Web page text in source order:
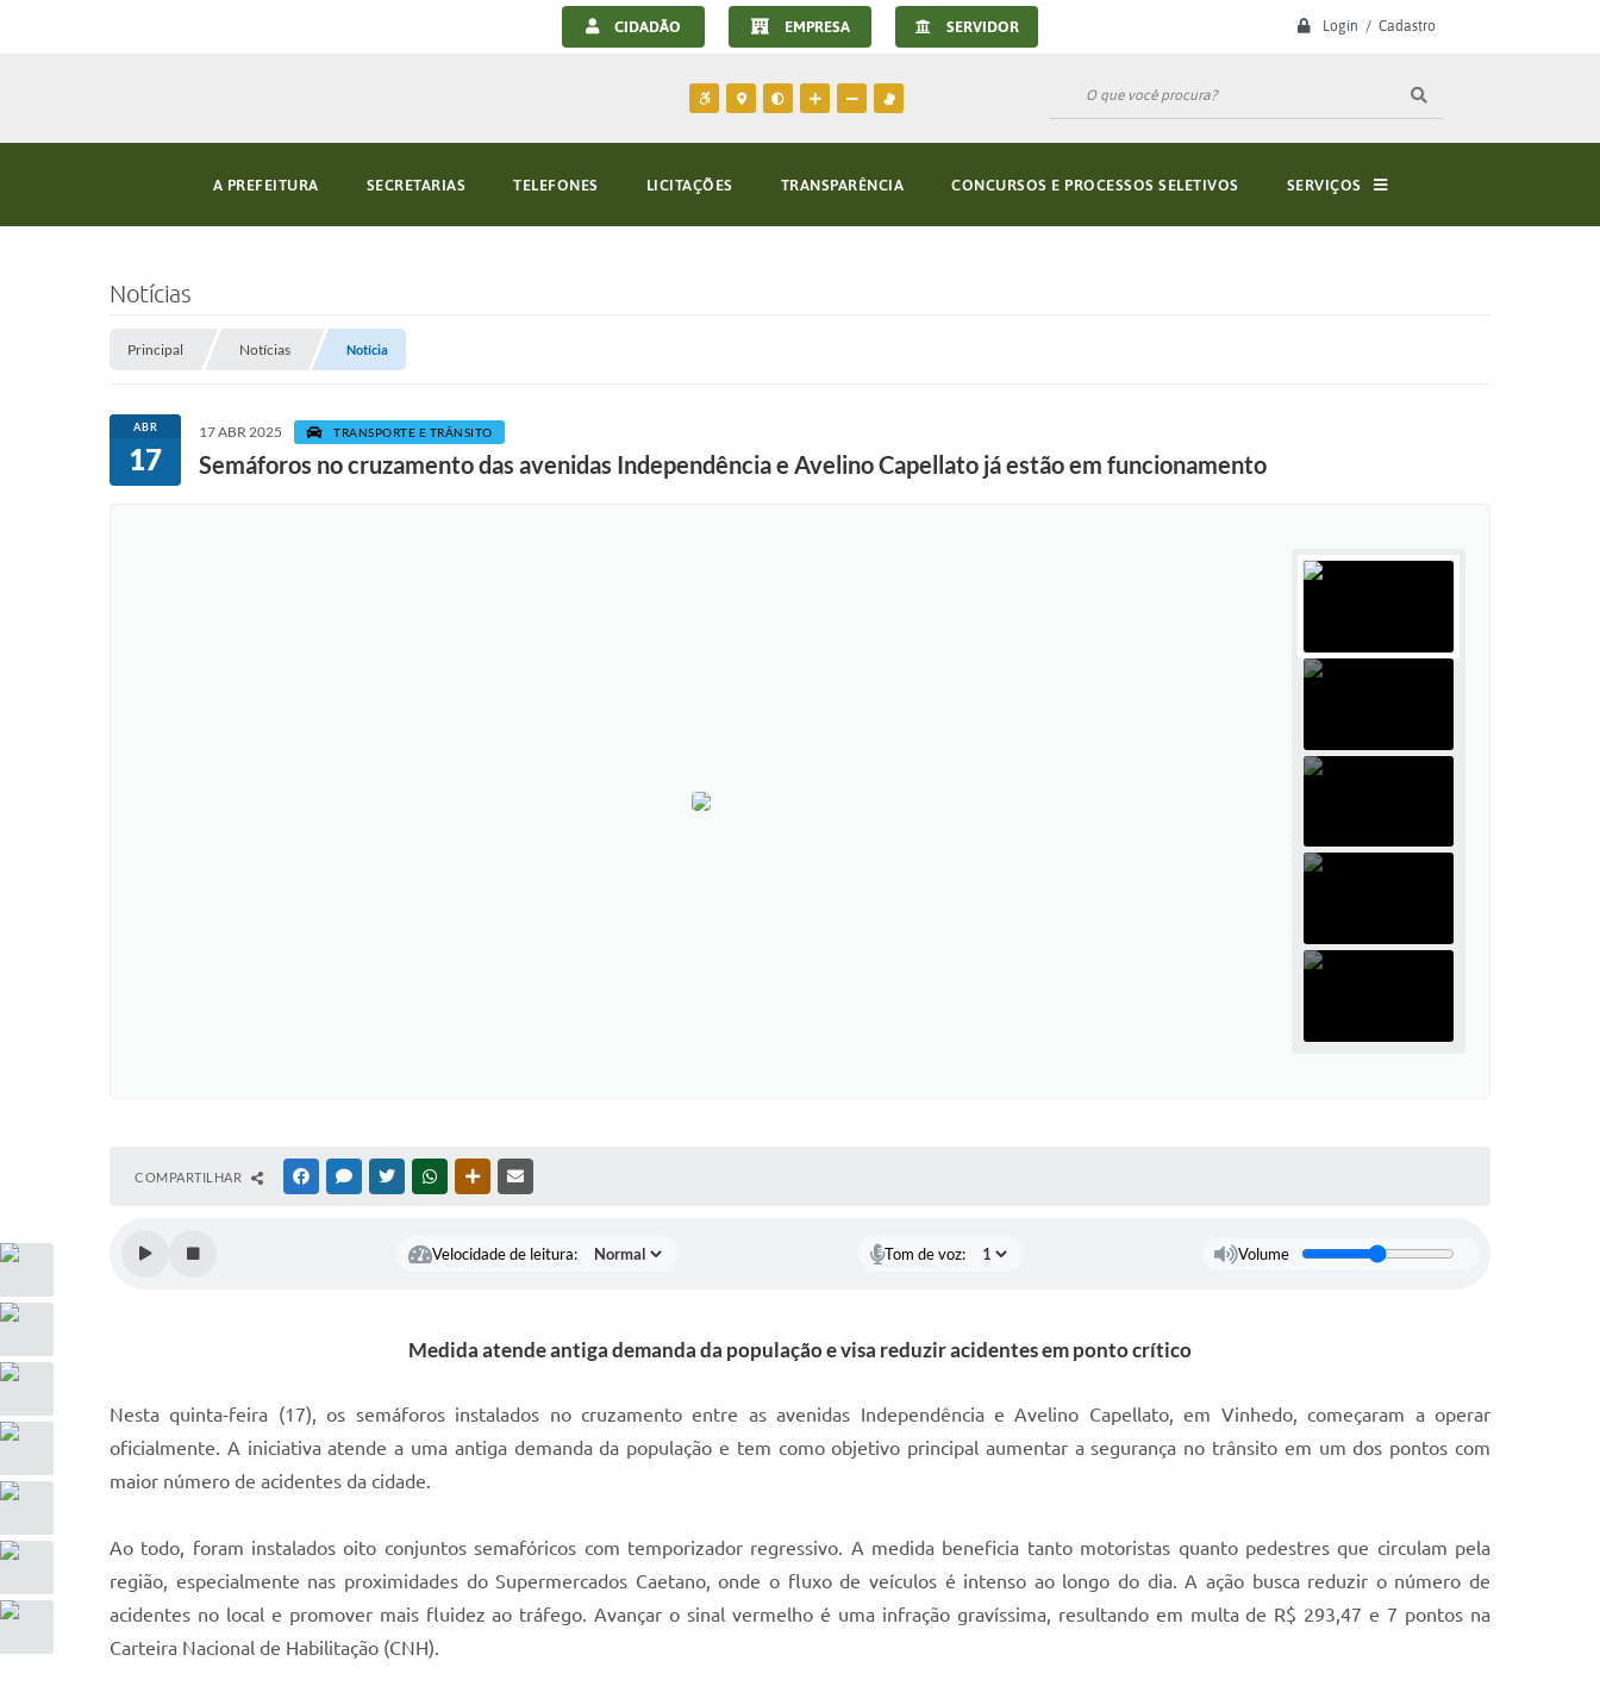
Login / Cadastro
CIDADÃO EMPRESA SERVIDOR
A PREFEITURA SECRETARIAS TELEFONES LICITAÇÕES TRANSPARÊNCIA CONCURSOS E PROCESSOS SELETIVOS SERVIÇOS
Notícias
Principal Notícias Notícia
ABR
17
17 ABR 2025 TRANSPORTE E TRÂNSITO
Semáforos no cruzamento das avenidas Independência e Avelino Capellato já estão em funcionamento
COMPARTILHAR FACEBOOKMESSENGER
TWITTERWHATSAPPOUTRAS MÍDIAS
Velocidade de leitura: Tom de voz: Volume
Medida atende antiga demanda da população e visa reduzir acidentes em ponto crítico
Nesta quinta-feira (17), os semáforos instalados no cruzamento entre as avenidas Independência e Avelino Capellato, em Vinhedo, começaram a operar
oficialmente. A iniciativa atende a uma antiga demanda da população e tem como objetivo principal aumentar a segurança no trânsito em um dos pontos com
maior número de acidentes da cidade.
Ao todo, foram instalados oito conjuntos semafóricos com temporizador regressivo. A medida beneficia tanto motoristas quanto pedestres que circulam pela
região, especialmente nas proximidades do Supermercados Caetano, onde o fluxo de veículos é intenso ao longo do dia. A ação busca reduzir o número de
acidentes no local e promover mais fluidez ao tráfego. Avançar o sinal vermelho é uma infração gravíssima, resultando em multa de R$ 293,47 e 7 pontos na
Carteira Nacional de Habilitação (CNH).